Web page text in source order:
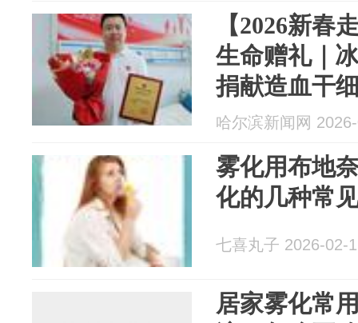
【2026新春
生命赠礼｜
捐献造血干
哈尔滨新闻网
雾化用布地
化的几种常
七喜丸子 2026-02-
居家雾化常